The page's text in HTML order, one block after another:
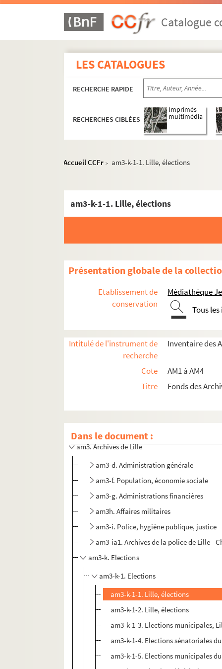
Catalogue
LES CATALOGUES
RECHERCHE RAPIDE
RECHERCHES CIBLÉES
Imprimés
multimédia
Accueil CCFr > am3-k-1-1. Lille, élections
am3-k-1-1. Lille, élections
Présentation globale de la
Etablissement de
conservation
Médiathèque
Tous
Intitulé de l'instrument de
recherche
Inventaire des
Cote
AM1 à AM4
Titre
Fonds des
Dans le document :
am2. Communes par ordre alphabétique
am3. Archives de Lille
am3-d. Administration générale
am3-f. Population, économie sociale
am3-g. Administrations financières
am3h. Affaires militaires
am3-i. Police, hygiène publique, justice
am3-ia1. Archives de la police de Lille -
am3-k. Elections
am3-k-1. Elections
am3-k-1-1. Lille, élections
am3-k-1-2. Lille, élections
am3-k-1-3. Elections municipales,
am3-k-1-4. Elections sénatoriales
am3-k-1-5. Elections municipales